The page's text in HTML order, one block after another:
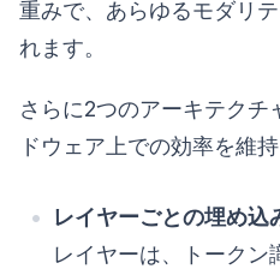
重みで、あらゆるモダリ
れます。
さらに2つのアーキテクチ
ドウェア上での効率を維持
レイヤーごとの埋め込
レイヤーは、トークン